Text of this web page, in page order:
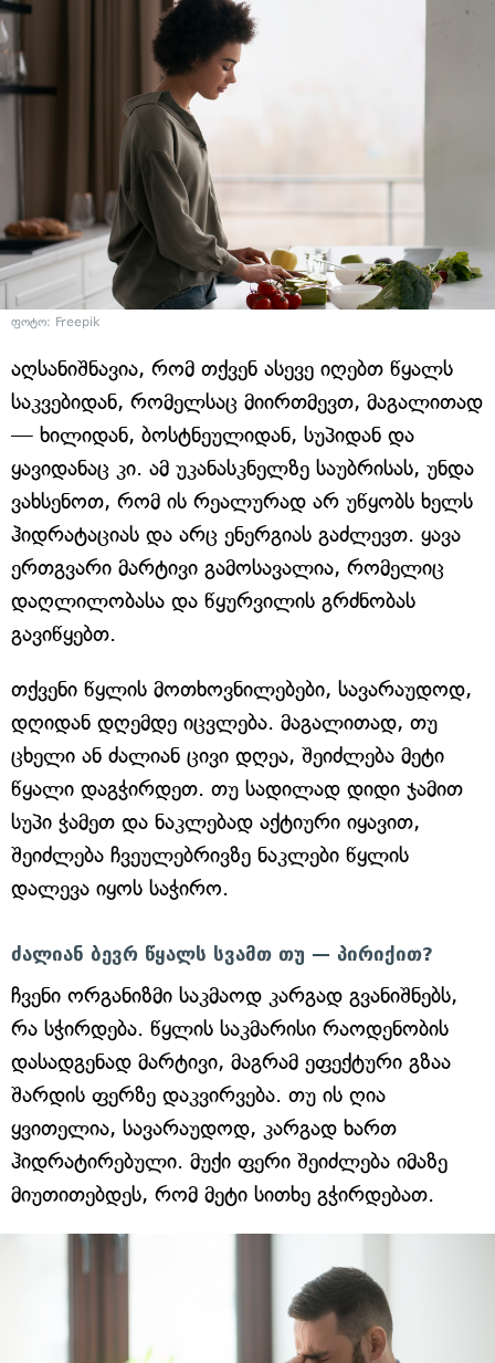
ფოტო: Freepik
აღსანიშნავია, რომ თქვენ ასევე იღებთ წყალს
საკვებიდან, რომელსაც მიირთმევთ, მაგალითად
— ხილიდან, ბოსტნეულიდან, სუპიდან და
ყავიდანაც კი. ამ უკანასკნელზე საუბრისას, უნდა
ვახსენოთ, რომ ის რეალურად არ უწყობს ხელს
ჰიდრატაციას და არც ენერგიას გაძლევთ. ყავა
ერთგვარი მარტივი გამოსავალია, რომელიც
დაღლილობასა და წყურვილის გრძნობას
გავიწყებთ.
თქვენი წყლის მოთხოვნილებები, სავარაუდოდ,
დღიდან დღემდე იცვლება. მაგალითად, თუ
ცხელი ან ძალიან ცივი დღეა, შეიძლება მეტი
წყალი დაგჭირდეთ. თუ სადილად დიდი ჯამით
სუპი ჭამეთ და ნაკლებად აქტიური იყავით,
შეიძლება ჩვეულებრივზე ნაკლები წყლის
დალევა იყოს საჭირო.
ძალიან ბევრ წყალს სვამთ თუ — პირიქით?
ჩვენი ორგანიზმი საკმაოდ კარგად გვანიშნებს,
რა სჭირდება. წყლის საკმარისი რაოდენობის
დასადგენად მარტივი, მაგრამ ეფექტური გზაა
შარდის ფერზე დაკვირვება. თუ ის ღია
ყვითელია, სავარაუდოდ, კარგად ხართ
ჰიდრატირებული. მუქი ფერი შეიძლება იმაზე
მიუთითებდეს, რომ მეტი სითხე გჭირდებათ.